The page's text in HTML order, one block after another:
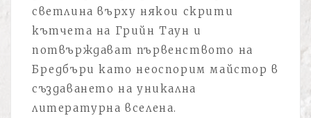
светлина върху някои скрити
кътчета на Грийн Таун и
потвърждават първенството на
Бредбъри като неоспорим майстор в
създаването на уникална
литературна вселена.